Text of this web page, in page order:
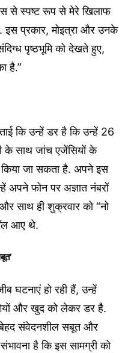
से स्पष्ट रूप से मेरे खिलाफ
इस प्रकार, मोइत्रा और उनके
पृष्ठभूमि को देखते हुए,
है.”
कि उन्हें डर है कि उन्हें 26
के साथ जांच एजेंसियों के
जा सकता है. अपने इस
अपने फोन पर अज्ञात नंबरों
साथ ही शुक्रवार को “नो
आए थे.
घटनाएं हो रही हैं, उन्हें
और खुद को लेकर डर है.
संवेदनशील सबूत और
है कि इस सामग्री को